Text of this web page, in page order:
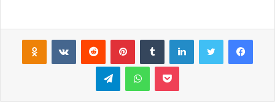
فيسبوك لينكدإن بينتيريست
بوكيت واتساب تيلقرام